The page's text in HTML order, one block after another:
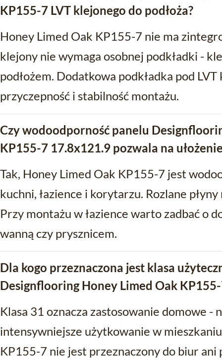
KP155-7 LVT klejonego do podłoża?
Honey Limed Oak KP155-7 nie ma
klejony nie wymaga osobnej podkładki -
podłożem. Dodatkowa podkładka pod LVT
przyczepność i stabilność montażu.
Czy wodoodporność panelu
KP155-7 17.8x121.9 pozwala na
Tak, Honey Limed Oak KP155-7 jest
kuchni, łazience i korytarzu. Rozlane
Przy montażu w łazience warto zadbać o
wanną czy prysznicem.
Dla kogo przeznaczona jest klasa
Designflooring Honey Limed Oak KP155-
Klasa 31 oznacza zastosowanie domowe -
intensywniejsze użytkowanie w
KP155-7 nie jest przeznaczony do biur